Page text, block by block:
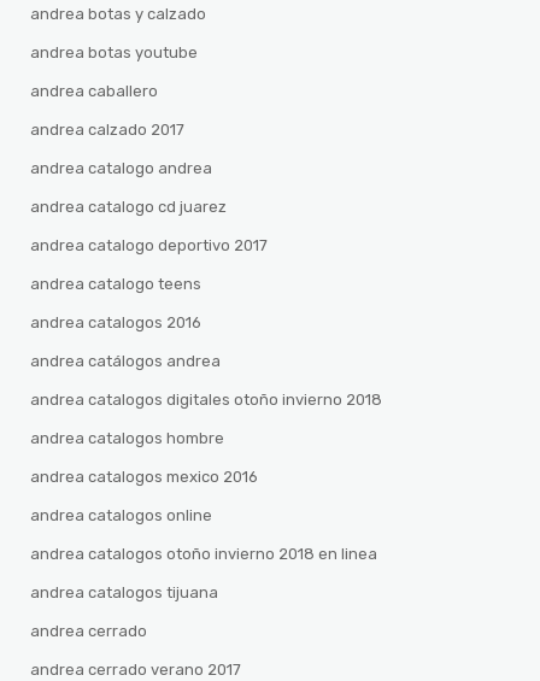
andrea botas y calzado
andrea botas youtube
andrea caballero
andrea calzado 2017
andrea catalogo andrea
andrea catalogo cd juarez
andrea catalogo deportivo 2017
andrea catalogo teens
andrea catalogos 2016
andrea catálogos andrea
andrea catalogos digitales otoño invierno 2018
andrea catalogos hombre
andrea catalogos mexico 2016
andrea catalogos online
andrea catalogos otoño invierno 2018 en linea
andrea catalogos tijuana
andrea cerrado
andrea cerrado verano 2017